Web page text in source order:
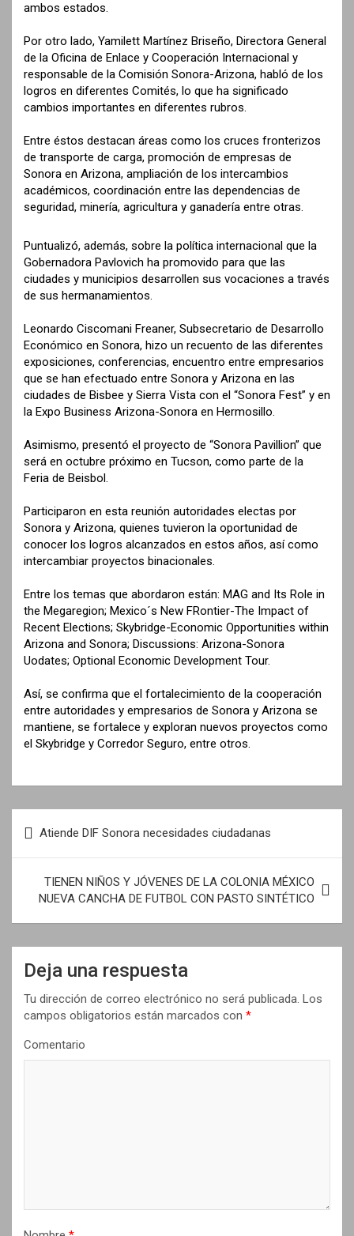
ambos estados.
Por otro lado, Yamilett Martínez Briseño, Directora General
de la Oficina de Enlace y Cooperación Internacional y
responsable de la Comisión Sonora-Arizona, habló de los
logros en diferentes Comités, lo que ha significado
cambios importantes en diferentes rubros.
Entre éstos destacan áreas como los cruces fronterizos
de transporte de carga, promoción de empresas de
Sonora en Arizona, ampliación de los intercambios
académicos, coordinación entre las dependencias de
seguridad, minería, agricultura y ganadería entre otras.
Puntualizó, además, sobre la política internacional que la
Gobernadora Pavlovich ha promovido para que las
ciudades y municipios desarrollen sus vocaciones a través
de sus hermanamientos.
Leonardo Ciscomani Freaner, Subsecretario de Desarrollo
Económico en Sonora, hizo un recuento de las diferentes
exposiciones, conferencias, encuentro entre empresarios
que se han efectuado entre Sonora y Arizona en las
ciudades de Bisbee y Sierra Vista con el “Sonora Fest” y en
la Expo Business Arizona-Sonora en Hermosillo.
Asimismo, presentó el proyecto de “Sonora Pavillion” que
será en octubre próximo en Tucson, como parte de la
Feria de Beisbol.
Participaron en esta reunión autoridades electas por
Sonora y Arizona, quienes tuvieron la oportunidad de
conocer los logros alcanzados en estos años, así como
intercambiar proyectos binacionales.
Entre los temas que abordaron están: MAG and Its Role in
the Megaregion; Mexico´s New FRontier-The Impact of
Recent Elections; Skybridge-Economic Opportunities within
Arizona and Sonora; Discussions: Arizona-Sonora
Uodates; Optional Economic Development Tour.
Así, se confirma que el fortalecimiento de la cooperación
entre autoridades y empresarios de Sonora y Arizona se
mantiene, se fortalece y exploran nuevos proyectos como
el Skybridge y Corredor Seguro, entre otros.
N
g
a
Atiende DIF Sonora necesidades ciudadanas
TIENEN NIÑOS Y JÓVENES DE LA COLONIA MÉXICO
NUEVA CANCHA DE FUTBOL CON PASTO SINTÉTICO
Deja una respuesta
Tu dirección de correo electrónico no será publicada. Los
campos obligatorios están marcados con *
Comentario